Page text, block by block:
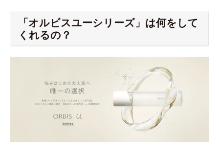
「オルビスユーシリーズ」は何をして
くれるの？